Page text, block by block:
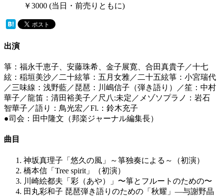
￥3000 (当日・前売りともに)
出演
箏：福永千恵子、安藤珠希、金子展寛、合田真貴子／十七
絃：稲垣美沙／二十絃箏：五月女雅／二十五絃箏：小宮瑞代
／三味線：浅野藍／琵琶：川嶋信子（弾き語り）／笙：中村
華子／龍笛：清田裕美子／尺八:未定／メゾソプラノ：岩石
智華子／語り：鳥光宏／Fl.：鈴木充子
●司会：田中隆文（邦楽ジャーナル編集長）
曲目
神坂真理子「悠久の風」～箏独奏による～（初演）
橋本信「Tree spirit」（初演）
川崎絵都夫「彩（あや）」〜箏とフルートのための〜
田丸彩和子 琵琶弾き語りのための「秋耀」―与謝野晶